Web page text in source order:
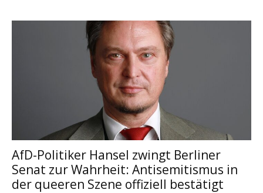
AfD-Politiker Hansel zwingt Berliner
Senat zur Wahrheit: Antisemitismus in
der queeren Szene offiziell bestätigt